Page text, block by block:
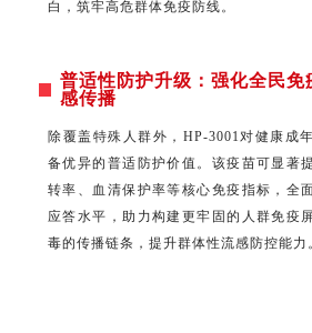
白，筑牢高危群体免疫防线。
普适性防护升级：强化全民免
感传播
除覆盖特殊人群外，HP-3001对健康成
备优异的普适防护价值。该疫苗可显著
转率、血清保护率等核心免疫指标，全
应答水平，助力构建更牢固的人群免疫
毒的传播链条，提升群体性流感防控能力